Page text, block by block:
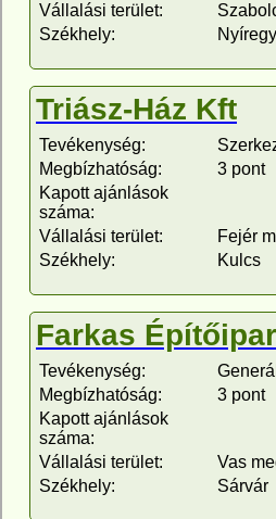
Vállalási terület:
Székhely:
Triász-Ház Kft
Tevékenység:
Megbízhatóság:
3 pont
Kapott ajánlások
száma:
Vállalási terület:
Fejér
Székhely:
Kulcs
Farkas
Tevékenység:
Megbízhatóság:
3 pont
Kapott ajánlások
száma:
Vállalási terület:
Vas
Székhely:
Sárvár